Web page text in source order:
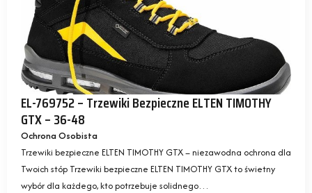
EL-769752 – Trzewiki Bezpieczne ELTEN TIMOTHY
GTX – 36-48
Ochrona Osobista
Trzewiki bezpieczne ELTEN TIMOTHY GTX – niezawodna ochrona dla
Twoich stóp Trzewiki bezpieczne ELTEN TIMOTHY GTX to świetny
wybór dla każdego, kto potrzebuje solidnego…